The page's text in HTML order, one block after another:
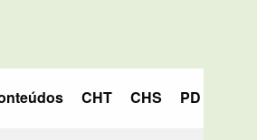
CHT CHS PD